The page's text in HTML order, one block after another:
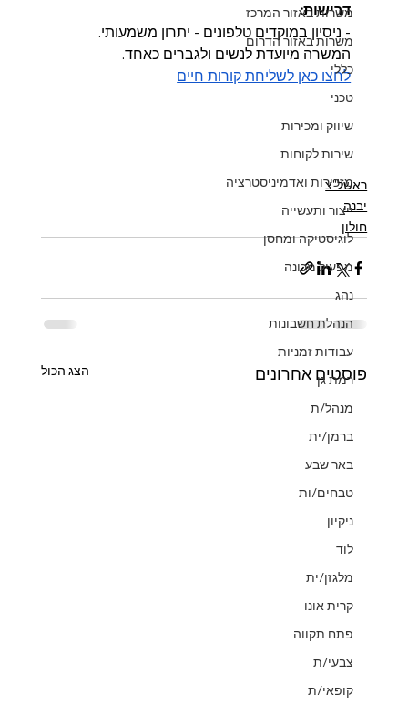
משרות באזור המרכז
משרות באזור הדרום
כללי
טכני
שיווק ומכירות
שירות לקוחות
מזכירות ואדמיניסטרציה
ייצור ותעשייה
לוגיסטיקה ומחסן
מפעיל מכונה
נהג
הנהלת חשבונות
עבודות זמניות
רמת גן
מנהל/ת
ברמן/ית
באר שבע
טבחים/ות
ניקיון
לוד
מלגזן/ית
קרית אונו
פתח תקווה
צבעי/ת
קופאי/ת
דרישות:
- ניסיון במוקדים טלפונים - יתרון משמעותי.
המשרה מיועדת לנשים ולגברים כאחד.
לחצו כאן לשליחת קורות חיים
ראשל"צ
יבנה
חולון
פוסטים אחרונים הצג הכול